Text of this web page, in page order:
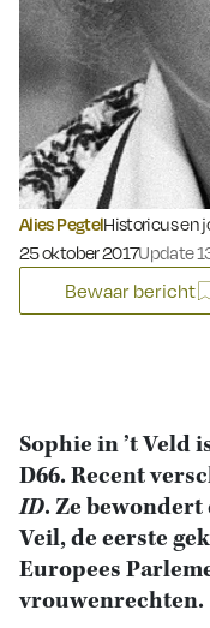
Alies PegtelHistoricus en
Gepubliceerd op:
25 oktober 2017Update
Bewaar bericht
Sophie in ’t
D66. Recent
ID. Ze
Veil, de eerste
Europees
vrouwenrechten.